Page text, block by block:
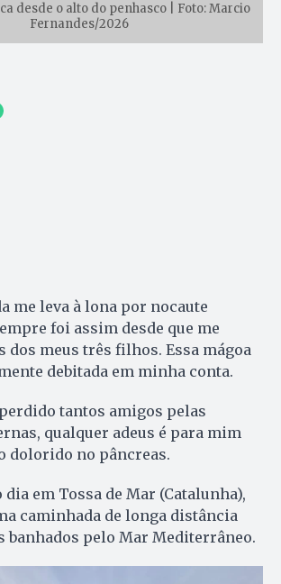
desde o alto do penhasco | Foto: Marcio
Fernandes/2026
me leva à lona por nocaute
foi assim desde que me
dos meus três filhos. Essa mágoa
debitada em minha conta.
tantos amigos pelas
qualquer adeus é para mim
dolorido no pâncreas.
em Tossa de Mar (Catalunha),
caminhada de longa distância
banhados pelo Mar Mediterrâneo.